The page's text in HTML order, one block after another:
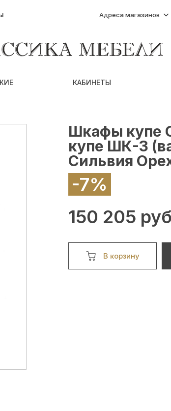
Адреса магазинов
КАБИНЕТЫ
Шкафы купе
купе ШК-3
Сильвия
-7%
150 205
В корзину